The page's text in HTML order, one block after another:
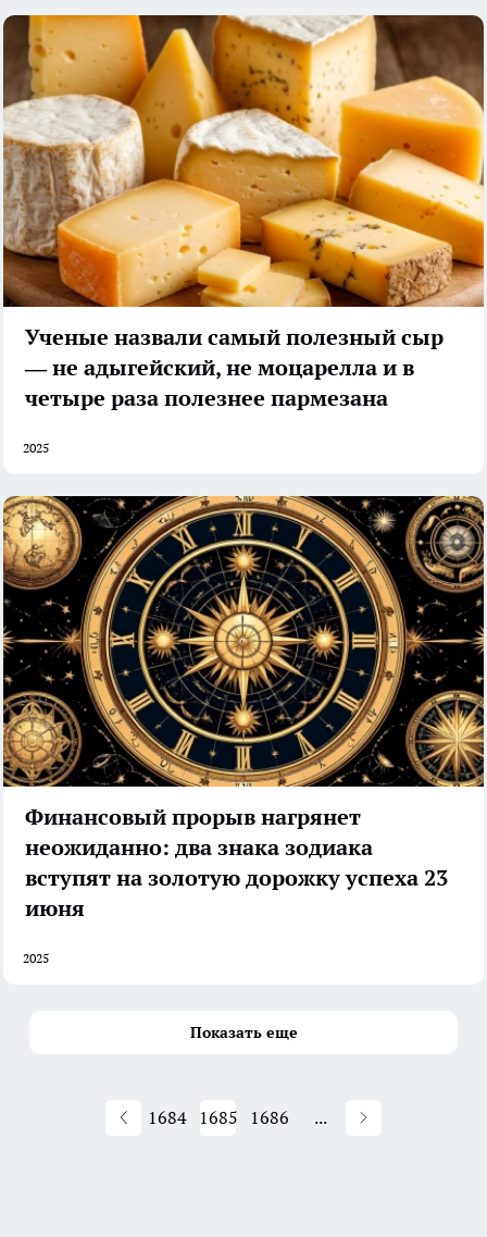
Ученые назвали самый полезный сыр
— не адыгейский, не моцарелла и в
четыре раза полезнее пармезана
2025
Финансовый прорыв нагрянет
неожиданно: два знака зодиака
вступят на золотую дорожку успеха 23
июня
2025
Показать еще
1684 1685 1686 ...